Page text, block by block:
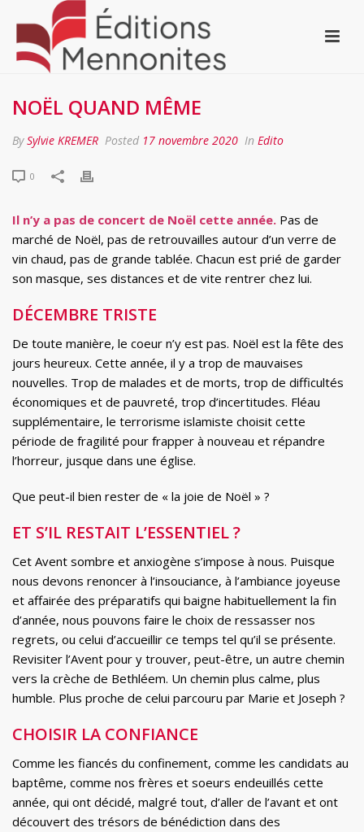
NOËL QUAND MÊME
BySylvie KREMER Posted 17 novembre 2020 In Edito
0
Il n’y a pas de concert de Noël cette année. Pas de
marché de Noël, pas de retrouvailles autour d’un verre de
vin chaud, pas de grande tablée. Chacun est prié de garder
son masque, ses distances et de vite rentrer chez lui.
DÉCEMBRE TRISTE
De toute manière, le coeur n’y est pas. Noël est la fête des
jours heureux. Cette année, il y a trop de mauvaises
nouvelles. Trop de malades et de morts, trop de difficultés
économiques et de pauvreté, trop d’incertitudes. Fléau
supplémentaire, le terrorisme islamiste choisit cette
période de fragilité pour frapper à nouveau et répandre
l’horreur, jusque dans une église.
Que peut-il bien rester de « la joie de Noël » ?
ET S’IL RESTAIT L’ESSENTIEL ?
Cet Avent sombre et anxiogène s’impose à nous. Puisque
nous devons renoncer à l’insouciance, à l’ambiance joyeuse
et affairée des préparatifs qui baigne habituellement la fin
d’année, nous pouvons faire le choix de ressasser nos
regrets, ou celui d’accueillir ce temps tel qu’il se présente.
Revisiter l’Avent pour y trouver, peut-être, un autre chemin
vers la crèche de Bethléem. Un chemin plus calme, plus
humble. Plus proche de celui parcouru par Marie et Joseph ?
CHOISIR LA CONFIANCE
Comme les fiancés du confinement, comme les candidats au
baptême, comme nos frères et soeurs endeuillés cette
année, qui ont décidé, malgré tout, d’aller de l’avant et ont
découvert des trésors de bénédiction dans des